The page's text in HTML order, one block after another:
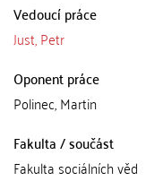
Vedoucí práce
Just, Petr
Oponent práce
Polinec, Martin
Fakulta / součást
Fakulta sociálních věd